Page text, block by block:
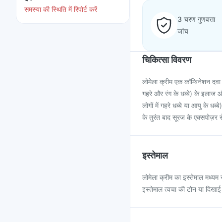
समस्या की स्थिति में रिपोर्ट करें
3 चरण गुणवत्ता
जांच
चिकित्सा विवरण
लोमेला क्रीम एक कॉम्बिनेशन
गहरे और रंग के धब्बे) के इलाज
लोगों में गहरे धब्बे या आयु के
के तुरंत बाद सूरज के एक्सपोज़र से
इस्तेमाल
लोमेला क्रीम का इस्तेमाल
इस्तेमाल त्वचा की टोन या